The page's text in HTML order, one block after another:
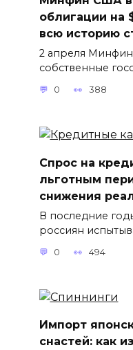
облигации на
всю историю
2 апреля
собственные
0 388
Спрос на
льготным
снижения
В последние
россиян
0 494
Импорт
снастей: как